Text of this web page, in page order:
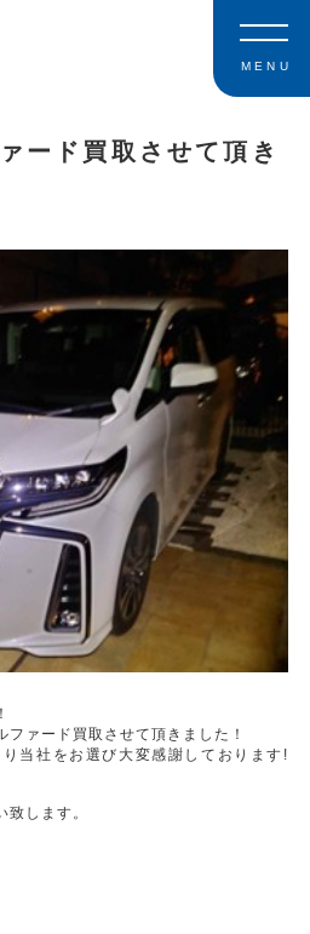
MENU
ード買取させて頂き
ァード買取させて頂きました！
当社をお選び大変感謝しております!
します。